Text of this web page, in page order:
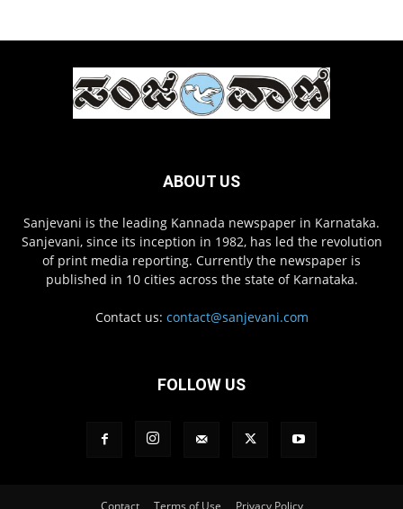
ABOUT US
Sanjevani is the leading Kannada newspaper in Karnataka.
Sanjevani, since its inception in 1982, has led the revolution
of print media reporting. Currently the newspaper is
published in 10 cities across the state of Karnataka.
Contact us: contact@sanjevani.com
FOLLOW US
Contact Terms of Use Privacy Policy